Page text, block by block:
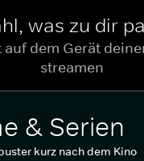
was zu dir
auf dem Gerät
streamen
& Serien
kurz nach dem Kino